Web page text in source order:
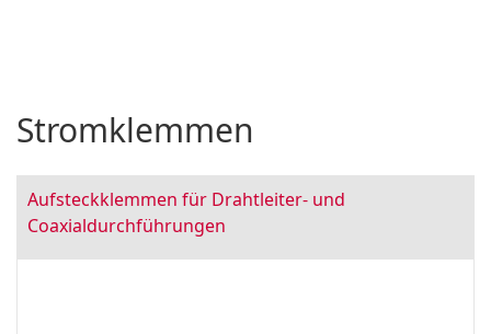
Stromklemmen
Aufsteckklemmen für Drahtleiter- und
Coaxialdurchführungen